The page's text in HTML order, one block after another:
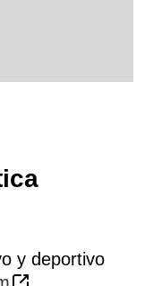
y deportivo